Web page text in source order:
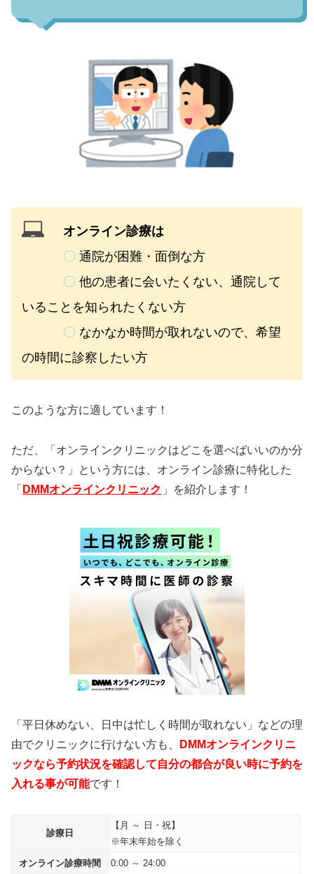
オンライン診療は
〇 通院が困難・面倒な方
〇 他の患者に会いたくない、通院して
いることを知られたくない方
〇 なかなか時間が取れないので、希望
の時間に診察したい方
このような方に適しています！
ただ、「オンラインクリニックはどこを選べばいいのか分
からない？」という方には、オンライン診療に特化した
「 DMMオンラインクリニック 」を紹介します！
「平日休めない、日中は忙しく時間が取れない」などの理
由でクリニックに行けない方も、
DMMオンラインクリニ
ックなら予約状況を確認して自分の都合が良い時に予約を
入れる事が可能です！
診療日
【月 ～ 日・祝】
※年末年始を除く
オンライン診療時間 0:00 ～ 24:00